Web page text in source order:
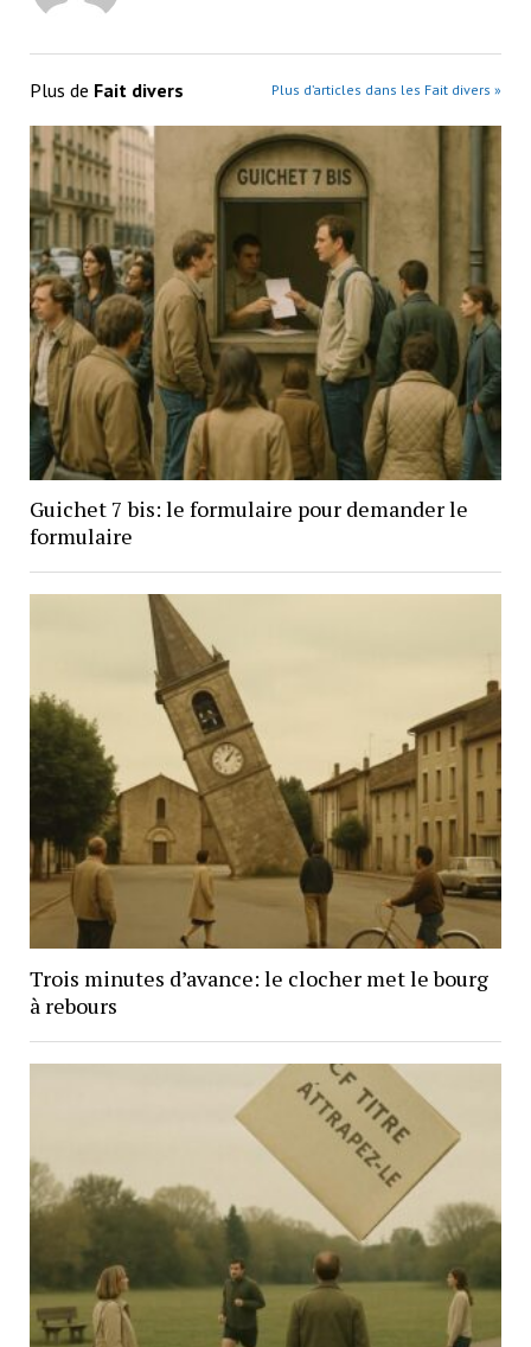
Plus de Fait divers Plus d’articles dans les Fait divers »
Guichet 7 bis: le formulaire pour demander le
formulaire
Trois minutes d’avance: le clocher met le bourg
à rebours